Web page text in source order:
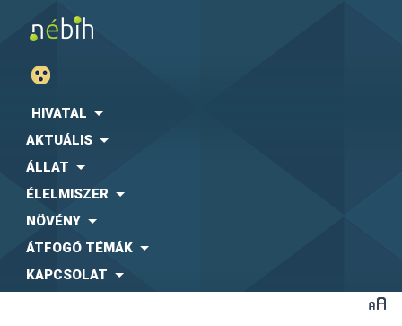
HIVATAL
AKTUÁLIS
ÁLLAT
ÉLELMISZER
NÖVÉNY
ÁTFOGÓ TÉMÁK
KAPCSOLAT